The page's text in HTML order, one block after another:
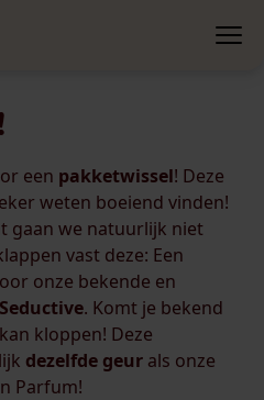
een pakketwissel! Deze
weten boeiend vinden!
gaan we natuurlijk niet
vast deze: Een
onze bekende en
. Komt je bekend
kloppen! Deze
dezelfde geur als onze
Parfum!